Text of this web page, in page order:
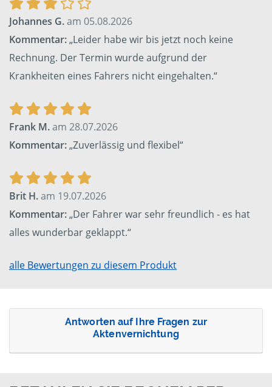
Johannes G.am 05.08.2026
Kommentar:„Leider habe wir bis jetzt noch keine
Rechnung. Der Termin wurde aufgrund der
Krankheiten eines Fahrers nicht eingehalten.“
Frank M.am 28.07.2026
Kommentar:„Zuverlässig und flexibel“
Brit H.am 19.07.2026
Kommentar:„Der Fahrer war sehr freundlich - es hat
alles wunderbar geklappt.“
alle Bewertungen zu diesem Produkt
Antworten auf Ihre Fragen zur
Aktenvernichtung